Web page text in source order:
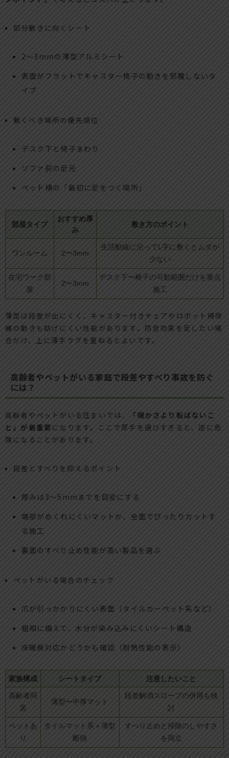
部分敷きに向くシート
2〜3mmの薄型アルミシート
表面がフラットでキャスター椅子の動きを邪魔しないタ
イプ
敷くべき場所の優先順位
デスク下と椅子まわり
ソファ前の足元
ベッド横の「最初に足をつく場所」
部屋タイプ
おすすめ厚
み
敷き方のポイント
ワンルーム 2〜3mm
生活動線に沿ってL字に敷くとムダが
少ない
在宅ワーク部
屋
2〜3mm
デスク下〜椅子の可動範囲だけを重点
施工
薄型は段差が出にくく、キャスター付きチェアやロボット掃除
機の動きも妨げにくい性能があります。防音効果を足したい場
合だけ、上に薄手ラグを重ねるとよいです。
高齢者やペットがいる家庭で段差やすべり事故を防ぐ
には？
高齢者やペットがいる住まいでは、
「暖かさより転ばないこ
と」が最重要 になります。ここで厚手を選びすぎると、逆に危
険になることがあります。
段差とすべりを抑えるポイント
厚みは3〜5mmまでを目安にする
端部がめくれにくいマットか、全面でぴったりカットす
る施工
裏面のすべり止め性能が高い製品を選ぶ
ペットがいる場合のチェック
爪が引っかかりにくい表面（タイルカーペット系など）
粗相に備えて、水分が染み込みにくいシート構造
床暖房対応かどうかも確認（耐熱性能の表示）
家族構成 シートタイプ 注意したいこと
高齢者同
居
薄型〜中厚マット
段差解消スロープの併用も検
討
ペットあ
り
タイルマット系＋薄型
断熱
すべり止めと掃除のしやすさ
を両立